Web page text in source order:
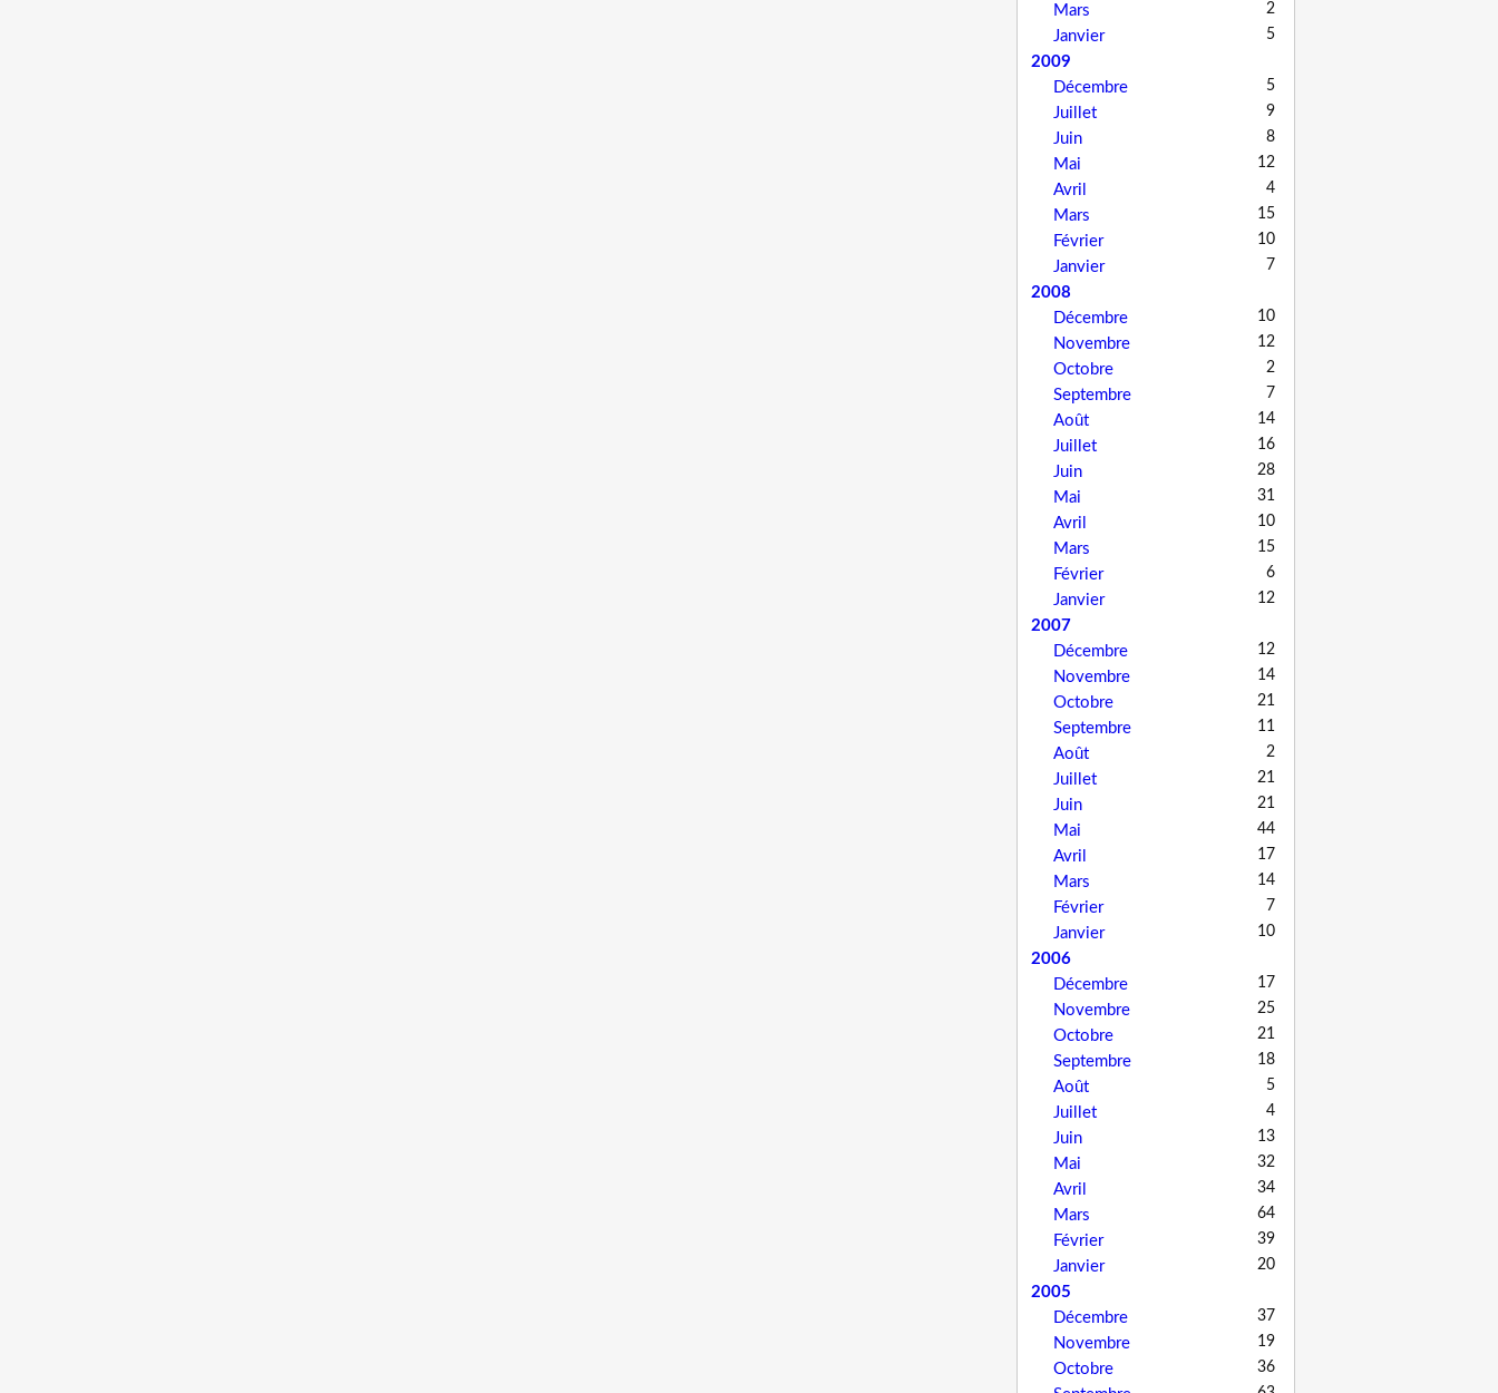
Mars 2
Janvier 5
2009
Décembre
5
Juillet 9
Juin 8
Mai 12
Avril 4
Mars 15
Février 10
Janvier 7
2008
Décembre
10
Novembre 12
Octobre 2
Septembre 7
Août 14
Juillet 16
Juin 28
Mai 31
Avril 10
Mars 15
Février 6
Janvier 12
2007
Décembre
12
Novembre 14
Octobre 21
Septembre 11
Août 2
Juillet 21
Juin 21
Mai 44
Avril 17
Mars 14
Février 7
Janvier 10
2006
Décembre
17
Novembre 25
Octobre 21
Septembre 18
Août 5
Juillet 4
Juin 13
Mai 32
Avril 34
Mars 64
Février 39
Janvier 20
2005
Décembre
37
Novembre 19
Octobre 36